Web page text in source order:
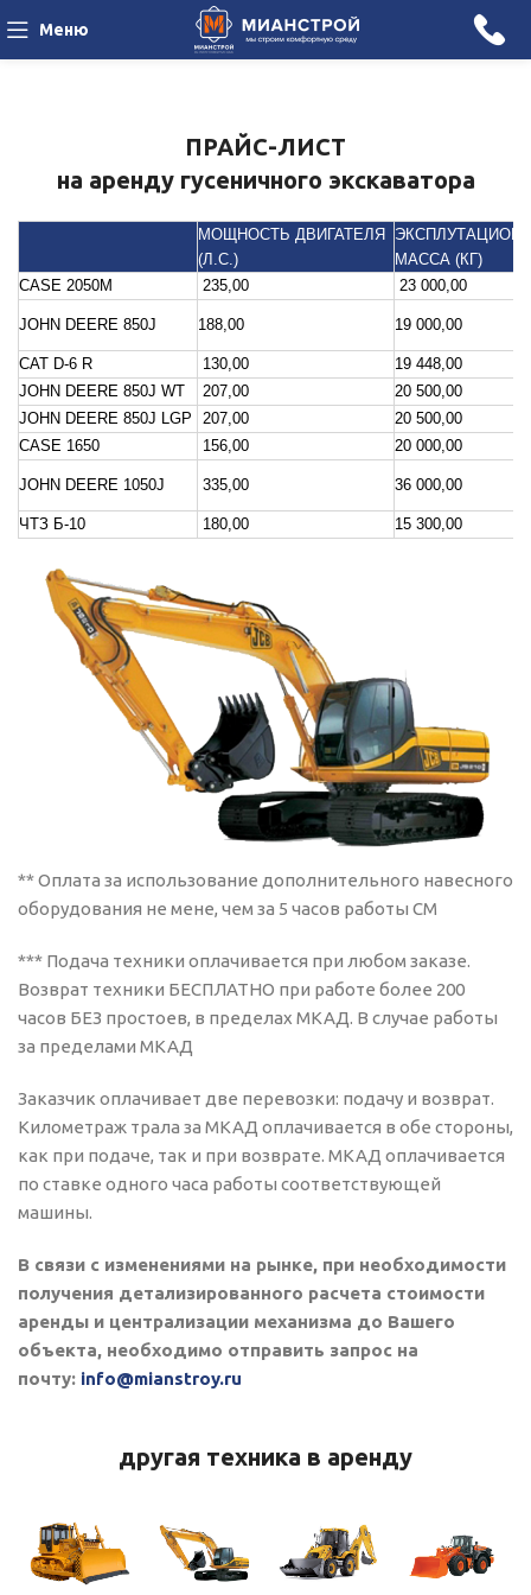
Меню
ПРАЙС-ЛИСТ
на аренду гусеничного экскаватора
МОЩНОСТЬ ДВИГАТЕЛЯ
(Л.С.)
МАССА (КГ)
CASE 2050М
235,00 23 000,00
JOHN DEERE 850J 188,00 19 000,00
CAT D-6 R 130,00
19 448,00
JOHN DEERE 850J WT
207,00
20 500,00
JOHN DEERE 850J LGP
207,00
20 500,00
CASE 1650
156,00 20 000,00
JOHN DEERE 1050J 335,00 36 000,00
ЧТЗ Б-10 180,00 15 300,00
** Оплата за использование дополнительного навесного
оборудования не мене, чем за 5 часов работы СМ
*** Подача техники оплачивается при любом заказе.
Возврат техники БЕСПЛАТНО при работе более 200
часов БЕЗ простоев, в пределах МКАД. В случае работы
за пределами МКАД
Заказчик оплачивает две перевозки: подачу и возврат.
Километраж трала за МКАД оплачивается в обе стороны,
как при подаче, так и при возврате. МКАД оплачивается
по ставке одного часа работы соответствующей
машины.
В связи с изменениями на рынке, при необходимости
получения детализированного расчета стоимости
аренды и централизации механизма до Вашего
объекта, необходимо отправить запрос на
почту: info@mianstroy.ru
другая техника в аренду